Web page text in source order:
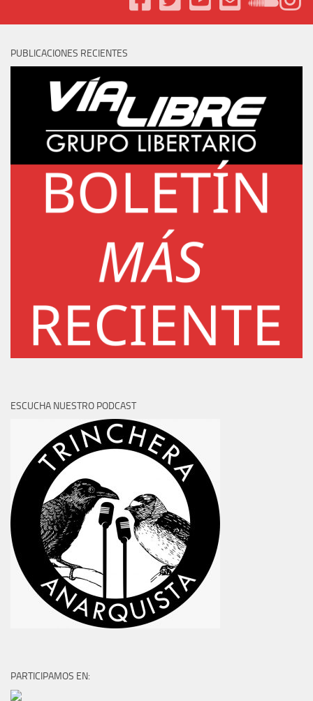
PUBLICACIONES RECIENTES
ESCUCHA NUESTRO PODCAST
PARTICIPAMOS EN: